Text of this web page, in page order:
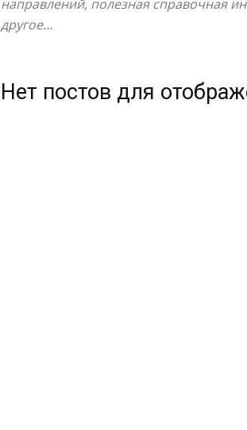
направлений, полезная справочная
другое…
Нет постов для